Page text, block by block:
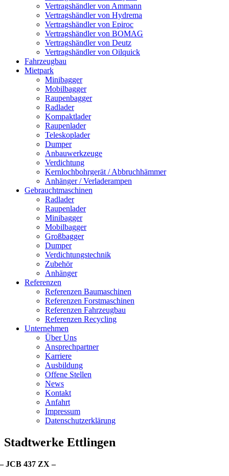
Vertragshändler von Ammann
Vertragshändler von Hydrema
Vertragshändler von Epiroc
Vertragshändler von BOMAG
Vertragshändler von Deutz
Vertragshändler von Oilquick
Fahrzeugbau
Mietpark
Minibagger
Mobilbagger
Raupenbagger
Radlader
Kompaktlader
Raupenlader
Teleskoplader
Dumper
Anbauwerkzeuge
Verdichtung
Kernlochbohrgerät / Abbruchhämmer
Anhänger / Verladerampen
Gebrauchtmaschinen
Radlader
Raupenlader
Minibagger
Mobilbagger
Großbagger
Dumper
Verdichtungstechnik
Zubehör
Anhänger
Referenzen
Referenzen Baumaschinen
Referenzen Forstmaschinen
Referenzen Fahrzeugbau
Referenzen Recycling
Unternehmen
Über Uns
Ansprechpartner
Karriere
Ausbildung
Offene Stellen
News
Kontakt
Anfahrt
Impressum
Datenschutzerklärung
Stadtwerke Ettlingen
– JCB 437 ZX –